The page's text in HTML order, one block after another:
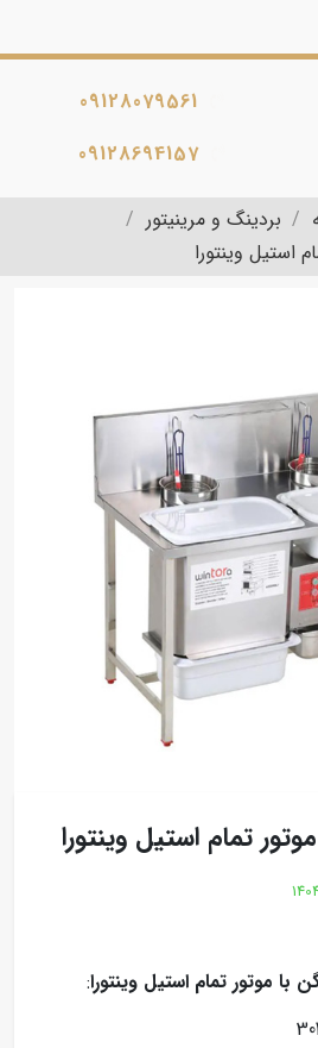
09128079561
09128694157
بردینگ و مرینیتور
استیل وینتورا
تمام استیل وینتورا
با موتور تمام استیل وینتورا: